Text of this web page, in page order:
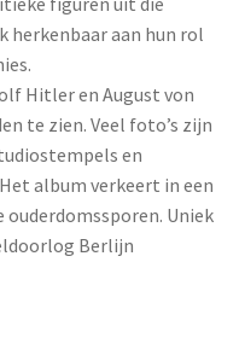
herkenbaar aan hun rol
Hitler en August von
te zien. Veel foto’s zijn
en
album verkeert in een
Uniek
Berlijn